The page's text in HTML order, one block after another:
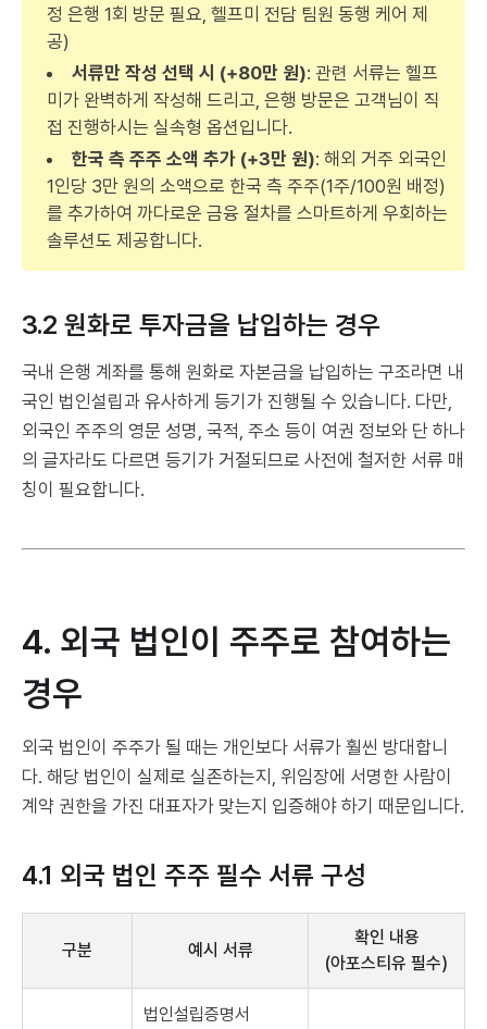
정 은행 1회 방문 필요, 헬프미 전담 팀원 동행 케어 제
공)
서류만 작성 선택 시 (+80만 원): 관련 서류는 헬프
미가 완벽하게 작성해 드리고, 은행 방문은 고객님이 직
접 진행하시는 실속형 옵션입니다.
한국 측 주주 소액 추가 (+3만 원): 해외 거주 외국인
1인당 3만 원의 소액으로 한국 측 주주(1주/100원 배정)
를 추가하여 까다로운 금융 절차를 스마트하게 우회하는
솔루션도 제공합니다.
3.2 원화로 투자금을 납입하는 경우
국내 은행 계좌를 통해 원화로 자본금을 납입하는 구조라면 내
국인 법인설립과 유사하게 등기가 진행될 수 있습니다. 다만,
외국인 주주의 영문 성명, 국적, 주소 등이 여권 정보와 단 하나
의 글자라도 다르면 등기가 거절되므로 사전에 철저한 서류 매
칭이 필요합니다.
4. 외국 법인이 주주로 참여하는
경우
외국 법인이 주주가 될 때는 개인보다 서류가 훨씬 방대합니
다. 해당 법인이 실제로 실존하는지, 위임장에 서명한 사람이
계약 권한을 가진 대표자가 맞는지 입증해야 하기 때문입니다.
4.1 외국 법인 주주 필수 서류 구성
구분 예시 서류
확인 내용
(아포스티유 필수)
법인설립증명서